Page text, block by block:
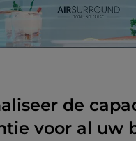
de
voor al uw